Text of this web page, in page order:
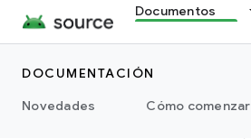
Documentos
DOCUMENTACIÓN
Novedades
Cómo comenzar